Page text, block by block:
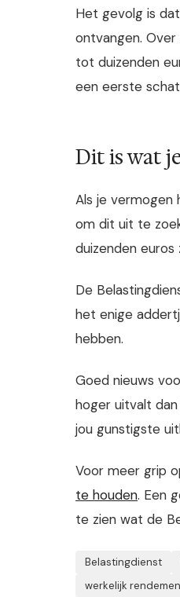
Het gevolg is
ontvangen.
tot duizenden
een eerste
Dit is wat
Als je vermogen
om dit uit te
duizenden
De
het enige
hebben.
Goed nieuws
hoger uitvalt
jou gunstigste
Voor meer grip
te houden. Een
te zien wat de
Belastingdienst
werkelijk